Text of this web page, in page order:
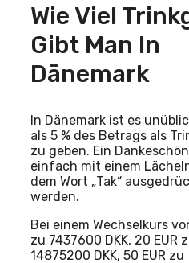
Wie Viel
Gibt Man In
Dänemark
In Dänemark ist es
als 5 % des Betrags als
zu geben. Ein
einfach mit einem
dem Wort „Tak“
werden.
Bei einem Wechselkurs
zu 7437600 DKK, 20 EUR
14875200 DKK, 50 EUR zu